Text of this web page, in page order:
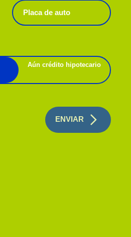
Aún crédito hipotecario
ENVIAR